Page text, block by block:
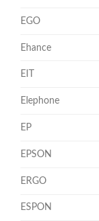
EGO
Ehance
EIT
Elephone
EP
EPSON
ERGO
ESPON